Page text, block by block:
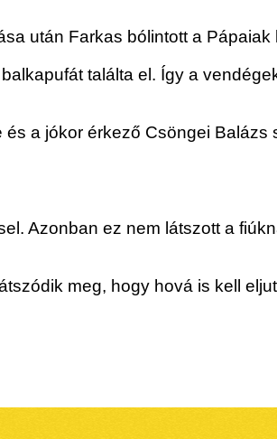
után Farkas bólintott a Pápaiak
találta el. Így a
a jókor érkező Csöngei Balázs
Azonban ez nem látszott a
meg, hogy hová is kell